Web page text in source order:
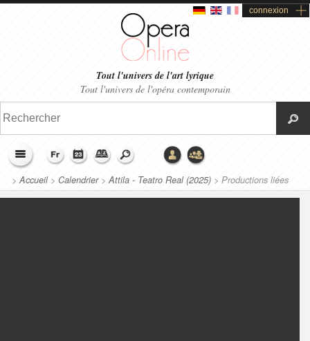
connexion
Tout l'univers de l'art lyrique
Tout l'univers de l'opéra contemporain
>Accueil> Calendrier>Attila - Teatro Real (2025) > Productions liées